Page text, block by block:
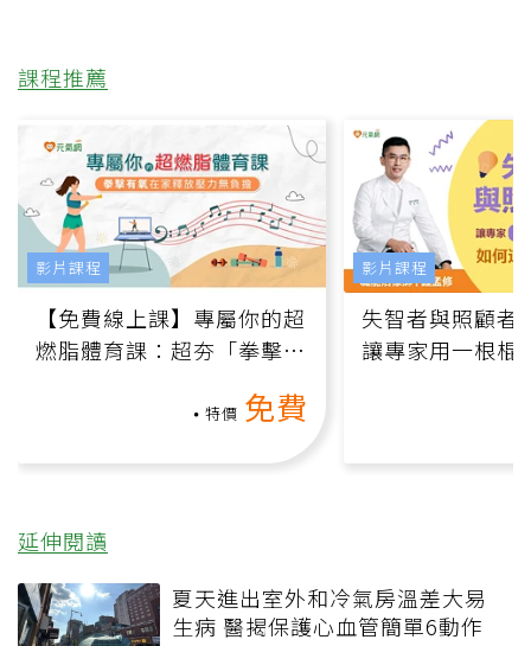
課程推薦
【免費線上課】專屬你的超
燃脂體育課：超夯「拳擊有
特價 免費
影片課程
失智者與照顧者
讓專家用一根棍
影片課程
延伸閱讀
夏天進出室外和冷氣房溫差大易
生病 醫揭保護心血管簡單6動作